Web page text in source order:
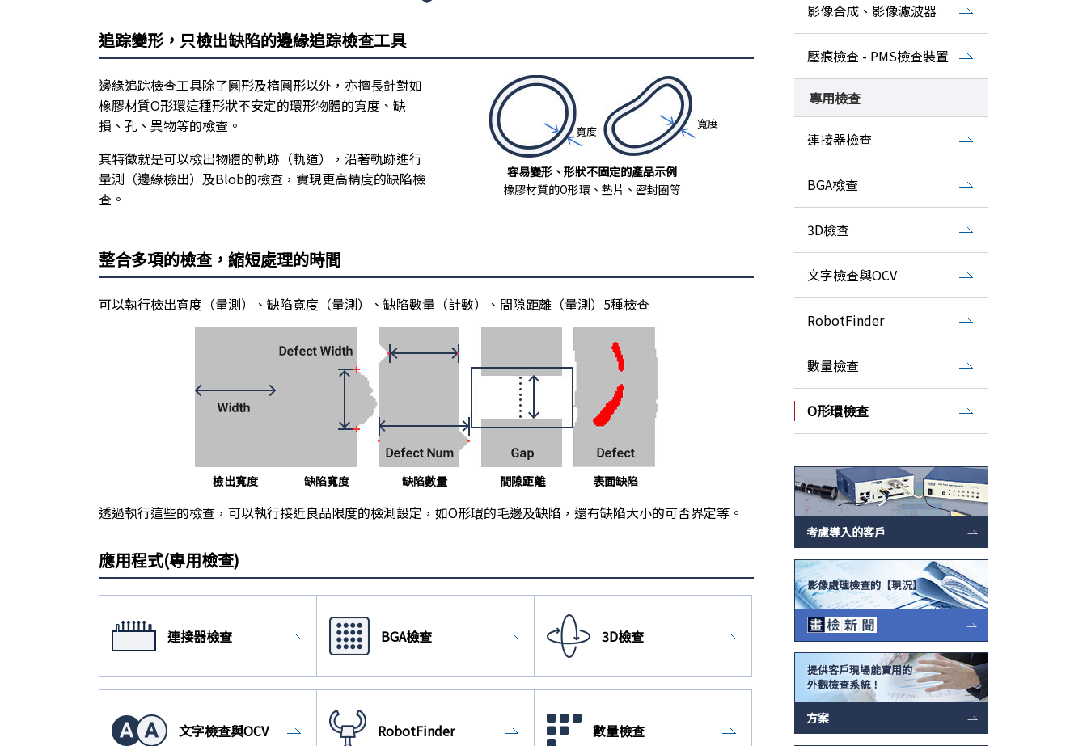
追踪變形，只檢出缺陷的邊緣追踪檢查工具
容易變形、形狀不固定的產品示例
橡膠材質的O形環、墊片、密封圈等
邊緣追踪檢查工具除了圓形及楕圓形以外，亦擅長針對如
橡膠材質O形環這種形狀不安定的環形物體的寬度、缺
損、孔、異物等的檢查。
其特徵就是可以檢出物體的軌跡（軌道），沿著軌跡進行
量測（邊緣檢出）及Blob的檢查，實現更高精度的缺陷檢
查。
整合多項的檢查，縮短處理的時間
可以執行檢出寬度（量測）、缺陷寬度（量測）、缺陷數量（計數）、間隙距離（量測）5種檢查
檢出寬度 缺陷寬度 缺陷數量 間隙距離 表面缺陷
透過執行這些的檢查，可以執行接近良品限度的檢測設定，如O形環的毛邊及缺陷，還有缺陷大小的可否界定等。
應用程式(專用檢查)
連接器檢查 BGA檢查 3D檢查
文字檢查與OCV RobotFinder 數量檢查
影像合成、影像濾波器
壓痕檢查 - PMS檢查裝置
專用檢查
連接器檢查
BGA檢查
3D檢查
文字檢查與OCV
RobotFinder
數量檢查
O形環檢查
考慮導入的客戶
影像處理檢查的【現況】
提供客戶現場能實用的
外觀檢查系統！
方案